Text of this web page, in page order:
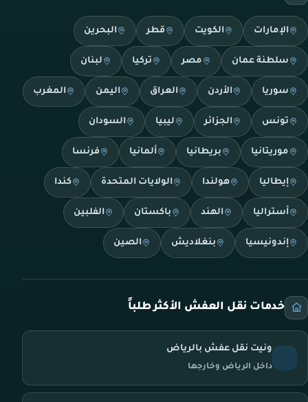
الإمارات الكويت قطر البحرين
سلطنة عمان مصر تركيا لبنان
سوريا الأردن العراق اليمن المغرب
تونس الجزائر ليبيا السودان
موريتانيا بريطانيا ألمانيا فرنسا
إيطاليا هولندا الولايات المتحدة كندا
أستراليا الهند باكستان الفلبين
إندونيسيا بنغلاديش الصين
خدمات نقل العفش الأكثر طلباً
ونيت نقل عفش بالرياض
داخل الرياض وخارجها